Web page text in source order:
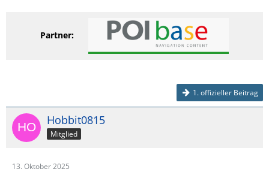
Partner:
1. offizieller Beitrag
Hobbit0815
Mitglied
13. Oktober 2025